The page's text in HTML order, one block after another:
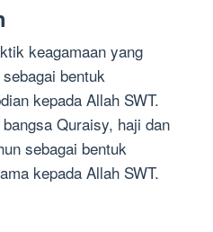
keagamaan yang
bentuk
kepada Allah SWT.
Quraisy, haji dan
sebagai bentuk
kepada Allah SWT.